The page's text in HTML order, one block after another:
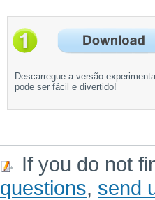
Descarregue a versão
pode ser fácil e divertido!
If you do not
questions, send